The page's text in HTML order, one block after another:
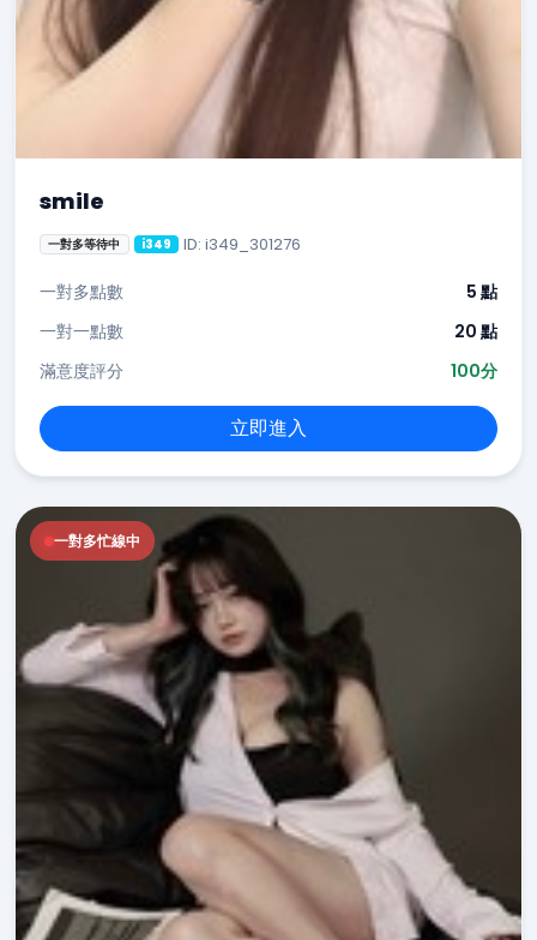
smile
一對多等待中 i349 ID: i349_301276
一對多點數
5 點
一對一點數
20 點
滿意度評分
100分
立即進入
一對多忙線中